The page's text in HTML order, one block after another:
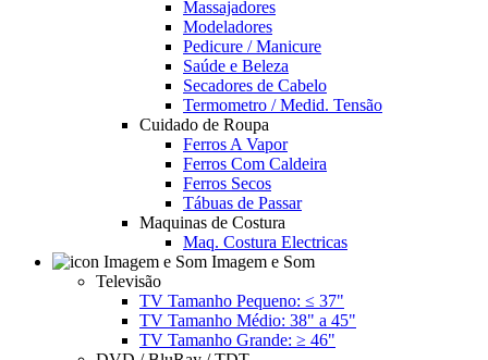
Massajadores
Modeladores
Pedicure / Manicure
Saúde e Beleza
Secadores de Cabelo
Termometro / Medid. Tensão
Cuidado de Roupa
Ferros A Vapor
Ferros Com Caldeira
Ferros Secos
Tábuas de Passar
Maquinas de Costura
Maq. Costura Electricas
Imagem e Som
Televisão
TV Tamanho Pequeno: ≤ 37"
TV Tamanho Médio: 38" a 45"
TV Tamanho Grande: ≥ 46"